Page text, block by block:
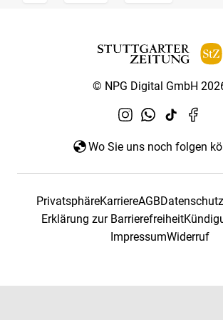
© NPG Digital GmbH
Wo Sie uns noch folgen
PrivatsphäreKarriereAGBDatenschutz
Erklärung zur Barrierefreiheit
ImpressumWiderruf